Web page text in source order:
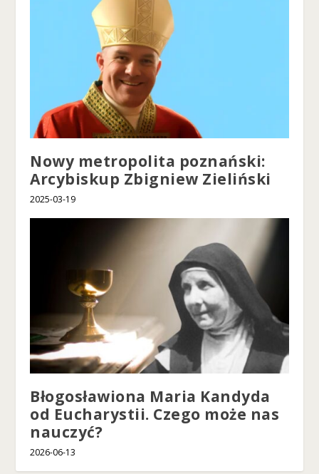
Nowy metropolita poznański:
Arcybiskup Zbigniew Zieliński
2025-03-19
Błogosławiona Maria Kandyda
od Eucharystii. Czego może nas
nauczyć?
2026-06-13